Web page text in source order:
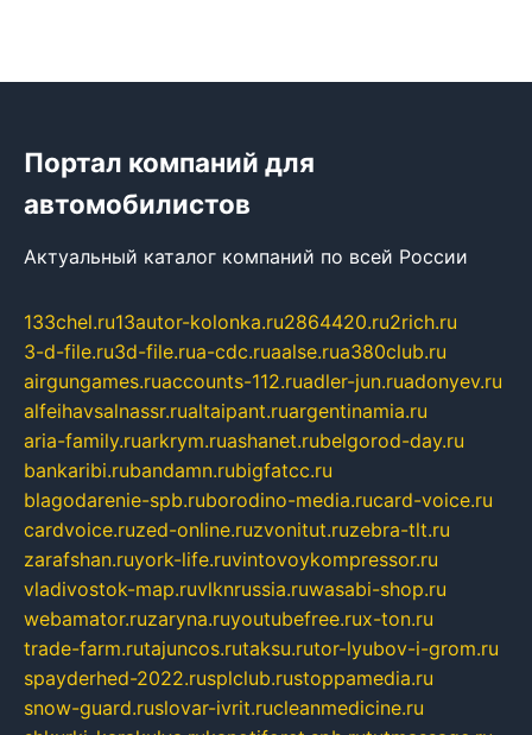
Портал компаний для
автомобилистов
Актуальный каталог компаний по всей России
133chel.ru13autor-kolonka.ru2864420.ru2rich.ru
3-d-file.ru3d-file.rua-cdc.ruaalse.rua380club.ru
airgungames.ruaccounts-112.ruadler-jun.ruadonyev.ru
alfeihavsalnassr.rualtaipant.ruargentinamia.ru
aria-family.ruarkrym.ruashanet.rubelgorod-day.ru
bankaribi.rubandamn.rubigfatcc.ru
blagodarenie-spb.ruborodino-media.rucard-voice.ru
cardvoice.ruzed-online.ruzvonitut.ruzebra-tlt.ru
zarafshan.ruyork-life.ruvintovoykompressor.ru
vladivostok-map.ruvlknrussia.ruwasabi-shop.ru
webamator.ruzaryna.ruyoutubefree.rux-ton.ru
trade-farm.rutajuncos.rutaksu.rutor-lyubov-i-grom.ru
spayderhed-2022.rusplclub.rustoppamedia.ru
snow-guard.ruslovar-ivrit.rucleanmedicine.ru